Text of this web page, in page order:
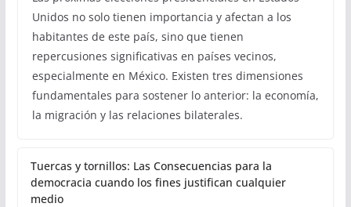
Unidos no solo tienen importancia y afectan a los
habitantes de este país, sino que tienen
repercusiones significativas en países vecinos,
especialmente en México. Existen tres dimensiones
fundamentales para sostener lo anterior: la economía,
la migración y las relaciones bilaterales.
Tuercas y tornillos: Las Consecuencias para la
democracia cuando los fines justifican cualquier
medio